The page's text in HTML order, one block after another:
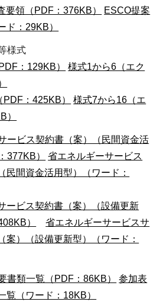
要領（PDF：376KB）
ESCO提案
ド：29KB）
様式
：129KB）
様式1から6（エク
：425KB）
様式7から16（エ
）
ービス契約書（案）（民間資金活
377KB）
省エネルギーサービス
民間資金活用型）（ワード：
ービス契約書（案）（設備更新
）
省エネルギーサービスサ
案）（設備更新型）（ワード：
書類一覧（PDF：86KB）
参加表
覧（ワード：18KB）